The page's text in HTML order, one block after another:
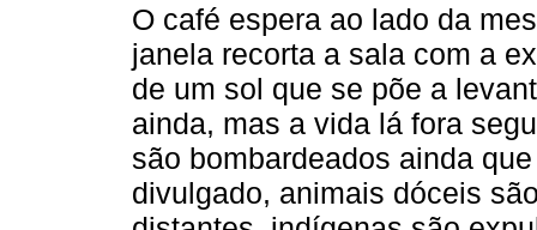
O café espera ao lado da
janela recorta a sala com a
de um sol que se põe a
ainda, mas a vida lá fora
são bombardeados ainda
divulgado, animais dóceis